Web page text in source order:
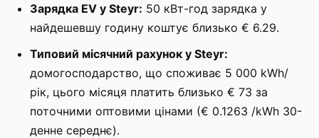
Зарядка EV у Steyr: 50 кВт-год зарядка у
найдешевшу годину коштує близько € 6.29.
Типовий місячний рахунок у Steyr:
домогосподарство, що споживає 5 000 kWh/
рік, цього місяця платить близько € 73 за
поточними оптовими цінами (€ 0.1263 /kWh 30-
денне середнє).